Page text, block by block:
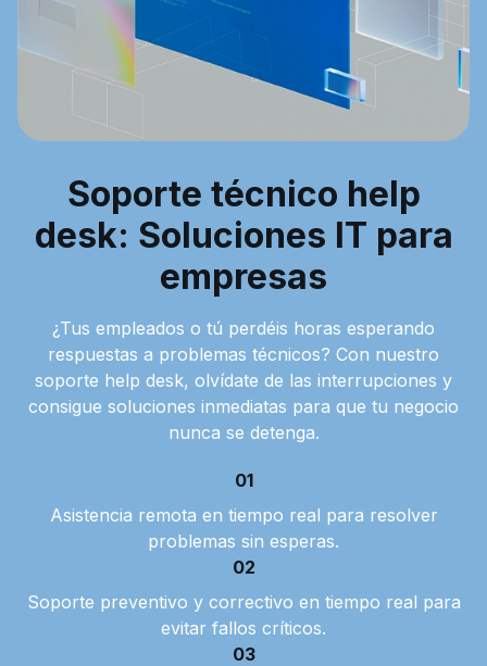
Soporte técnico help
desk: Soluciones IT para
empresas
¿Tus empleados o tú perdéis horas esperando
respuestas a problemas técnicos? Con nuestro
soporte help desk, olvídate de las interrupciones y
consigue soluciones inmediatas para que tu negocio
nunca se detenga.
01
Asistencia remota en tiempo real para resolver
problemas sin esperas.
02
Soporte preventivo y correctivo en tiempo real para
evitar fallos críticos.
03